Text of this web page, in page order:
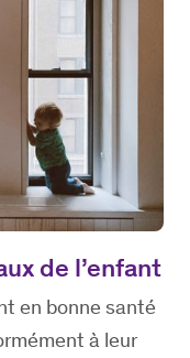
de l’enfant
en bonne santé
à leur